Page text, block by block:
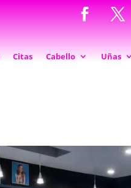
Citas Cabello Uñas